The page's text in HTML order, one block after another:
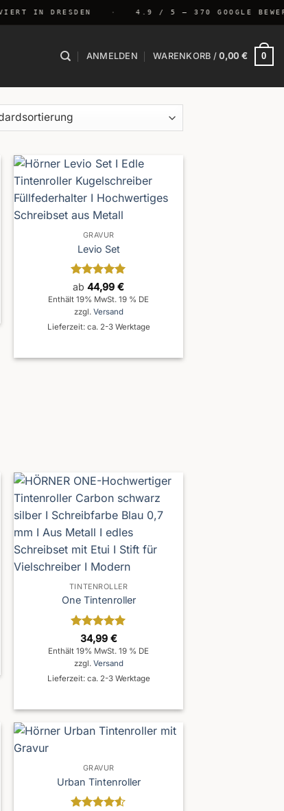
IN DRESDEN 4.9 / 5 — 370 GOOGLE
ANMELDEN WARENKORB /0,00 € 0
GRAVUR
Levio Set
Bewertet
mit5von
ab44,99€
Enthält 19% MwSt. 19 % DE
zzgl. Versand
Lieferzeit: ca. 2-3 Werktage
TINTENROLLER
One Tintenroller
Bewertet
mit5von
34,99 €
Enthält 19% MwSt. 19 % DE
zzgl. Versand
Lieferzeit: ca. 2-3 Werktage
GRAVUR
Urban Tintenroller